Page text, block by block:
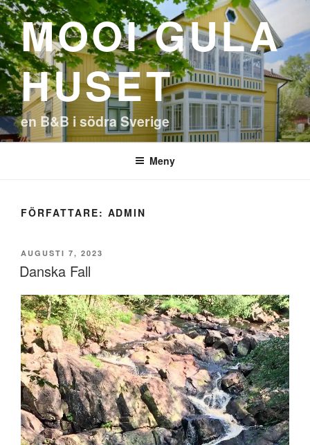
Hoppa
till
innehållMOOI GULA
HUSET
en B&B i södra Sverige
Meny
FÖRFATTARE: ADMIN
PUBLICERAT
AUGUSTI 7, 2023
Danska Fall